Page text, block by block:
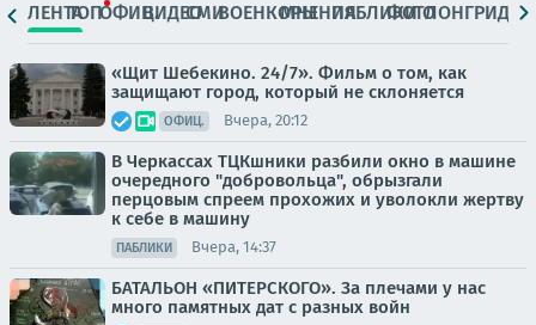
ЛЕНТАТОПОФИЦ.ВИДЕОСМИВОЕНКОРЫМНЕНИЯПАБЛИКИ
ФОТОЛОНГРИДЫ
«Щит Шебекино. 24/7». Фильм о том, как
защищают город, который не склоняется
ОФИЦ. Вчера, 20:12
В Черкассах ТЦКшники разбили окно в машине
очередного "добровольца", обрызгали
перцовым спреем прохожих и уволокли жертву
к себе в машину
ПАБЛИКИ Вчера, 14:37
БАТАЛЬОН «ПИТЕРСКОГО». За плечами у нас
много памятных дат с разных войн